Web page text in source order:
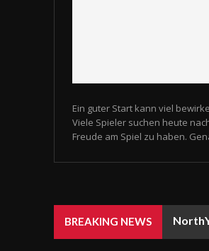
Ein guter Start kann viel
Viele Spieler suchen heute
Freude am Spiel zu haben.
BREAKING NEWS